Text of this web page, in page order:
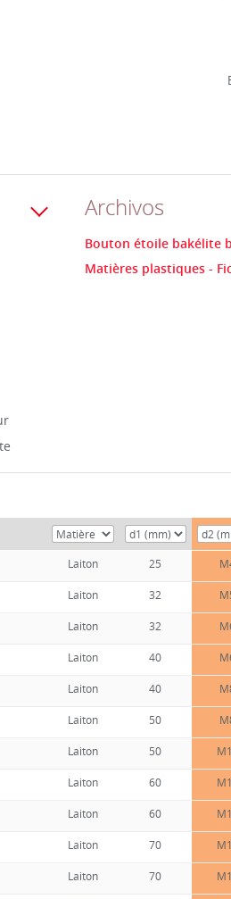
Archivos
Bouton étoile bakélite
Matières plastiques -
Laiton 25
Laiton 32
Laiton 32
Laiton 40
Laiton 40
Laiton 50
Laiton 50
Laiton 60
Laiton 60
Laiton 70
Laiton 70